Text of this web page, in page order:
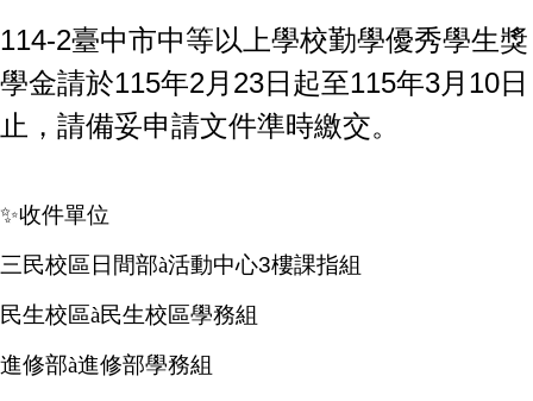
114-2臺中市中等以上學校勤學優秀學生獎
學金請於115年2月23日起至115年3月10日
止，請備妥申請文件準時繳交。
✨收件單位
三民校區日間部à活動中心3樓課指組
民生校區à民生校區學務組
進修部à進修部學務組